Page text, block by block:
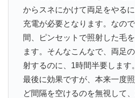
からスネにかけて両足をやる
充電が必要となります。なの
間、ピンセットで照射した毛
ます。そんなこんなで、両足
射するのに、1時間半要します。
最後に効果ですが、本来一度
ど間隔を空けるのを無視して